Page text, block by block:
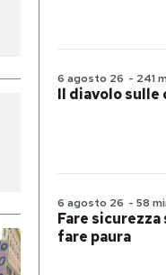
6 agosto 26 - 241
Il diavolo sulle
6 agosto 26 - 58
Fare sicurezza
fare paura